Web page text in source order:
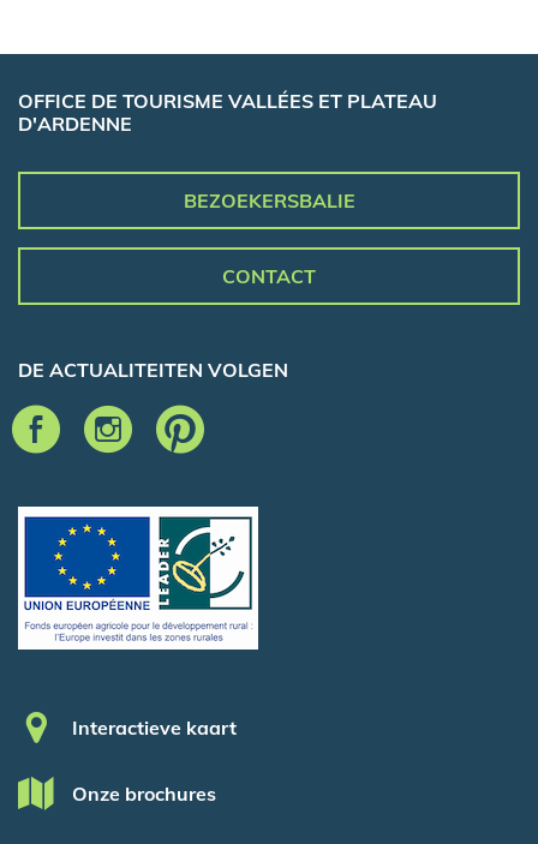
OFFICE DE TOURISME VALLÉES ET PLATEAU
D'ARDENNE
BEZOEKERSBALIE
CONTACT
DE ACTUALITEITEN VOLGEN
Pied de page
Interactieve kaart
Onze brochures